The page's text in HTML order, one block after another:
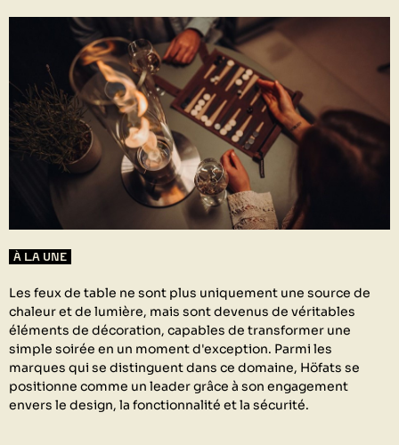
À LA UNE
Les feux de table ne sont plus uniquement une source de
chaleur et de lumière, mais sont devenus de véritables
éléments de décoration, capables de transformer une
simple soirée en un moment d'exception. Parmi les
marques qui se distinguent dans ce domaine, Höfats se
positionne comme un leader grâce à son engagement
envers le design, la fonctionnalité et la sécurité.